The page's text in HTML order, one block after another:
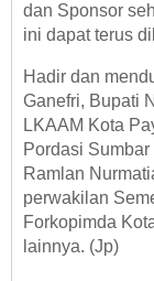
dan Sponsor
ini dapat terus
Hadir dan
Ganefri, Bupati
LKAAM Kota
Pordasi
Ramlan
perwakilan
Forkopimda
lainnya. (Jp)